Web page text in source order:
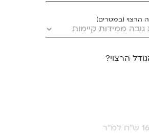
הרצוי (במטרים)
הרצוי?
למ''ר